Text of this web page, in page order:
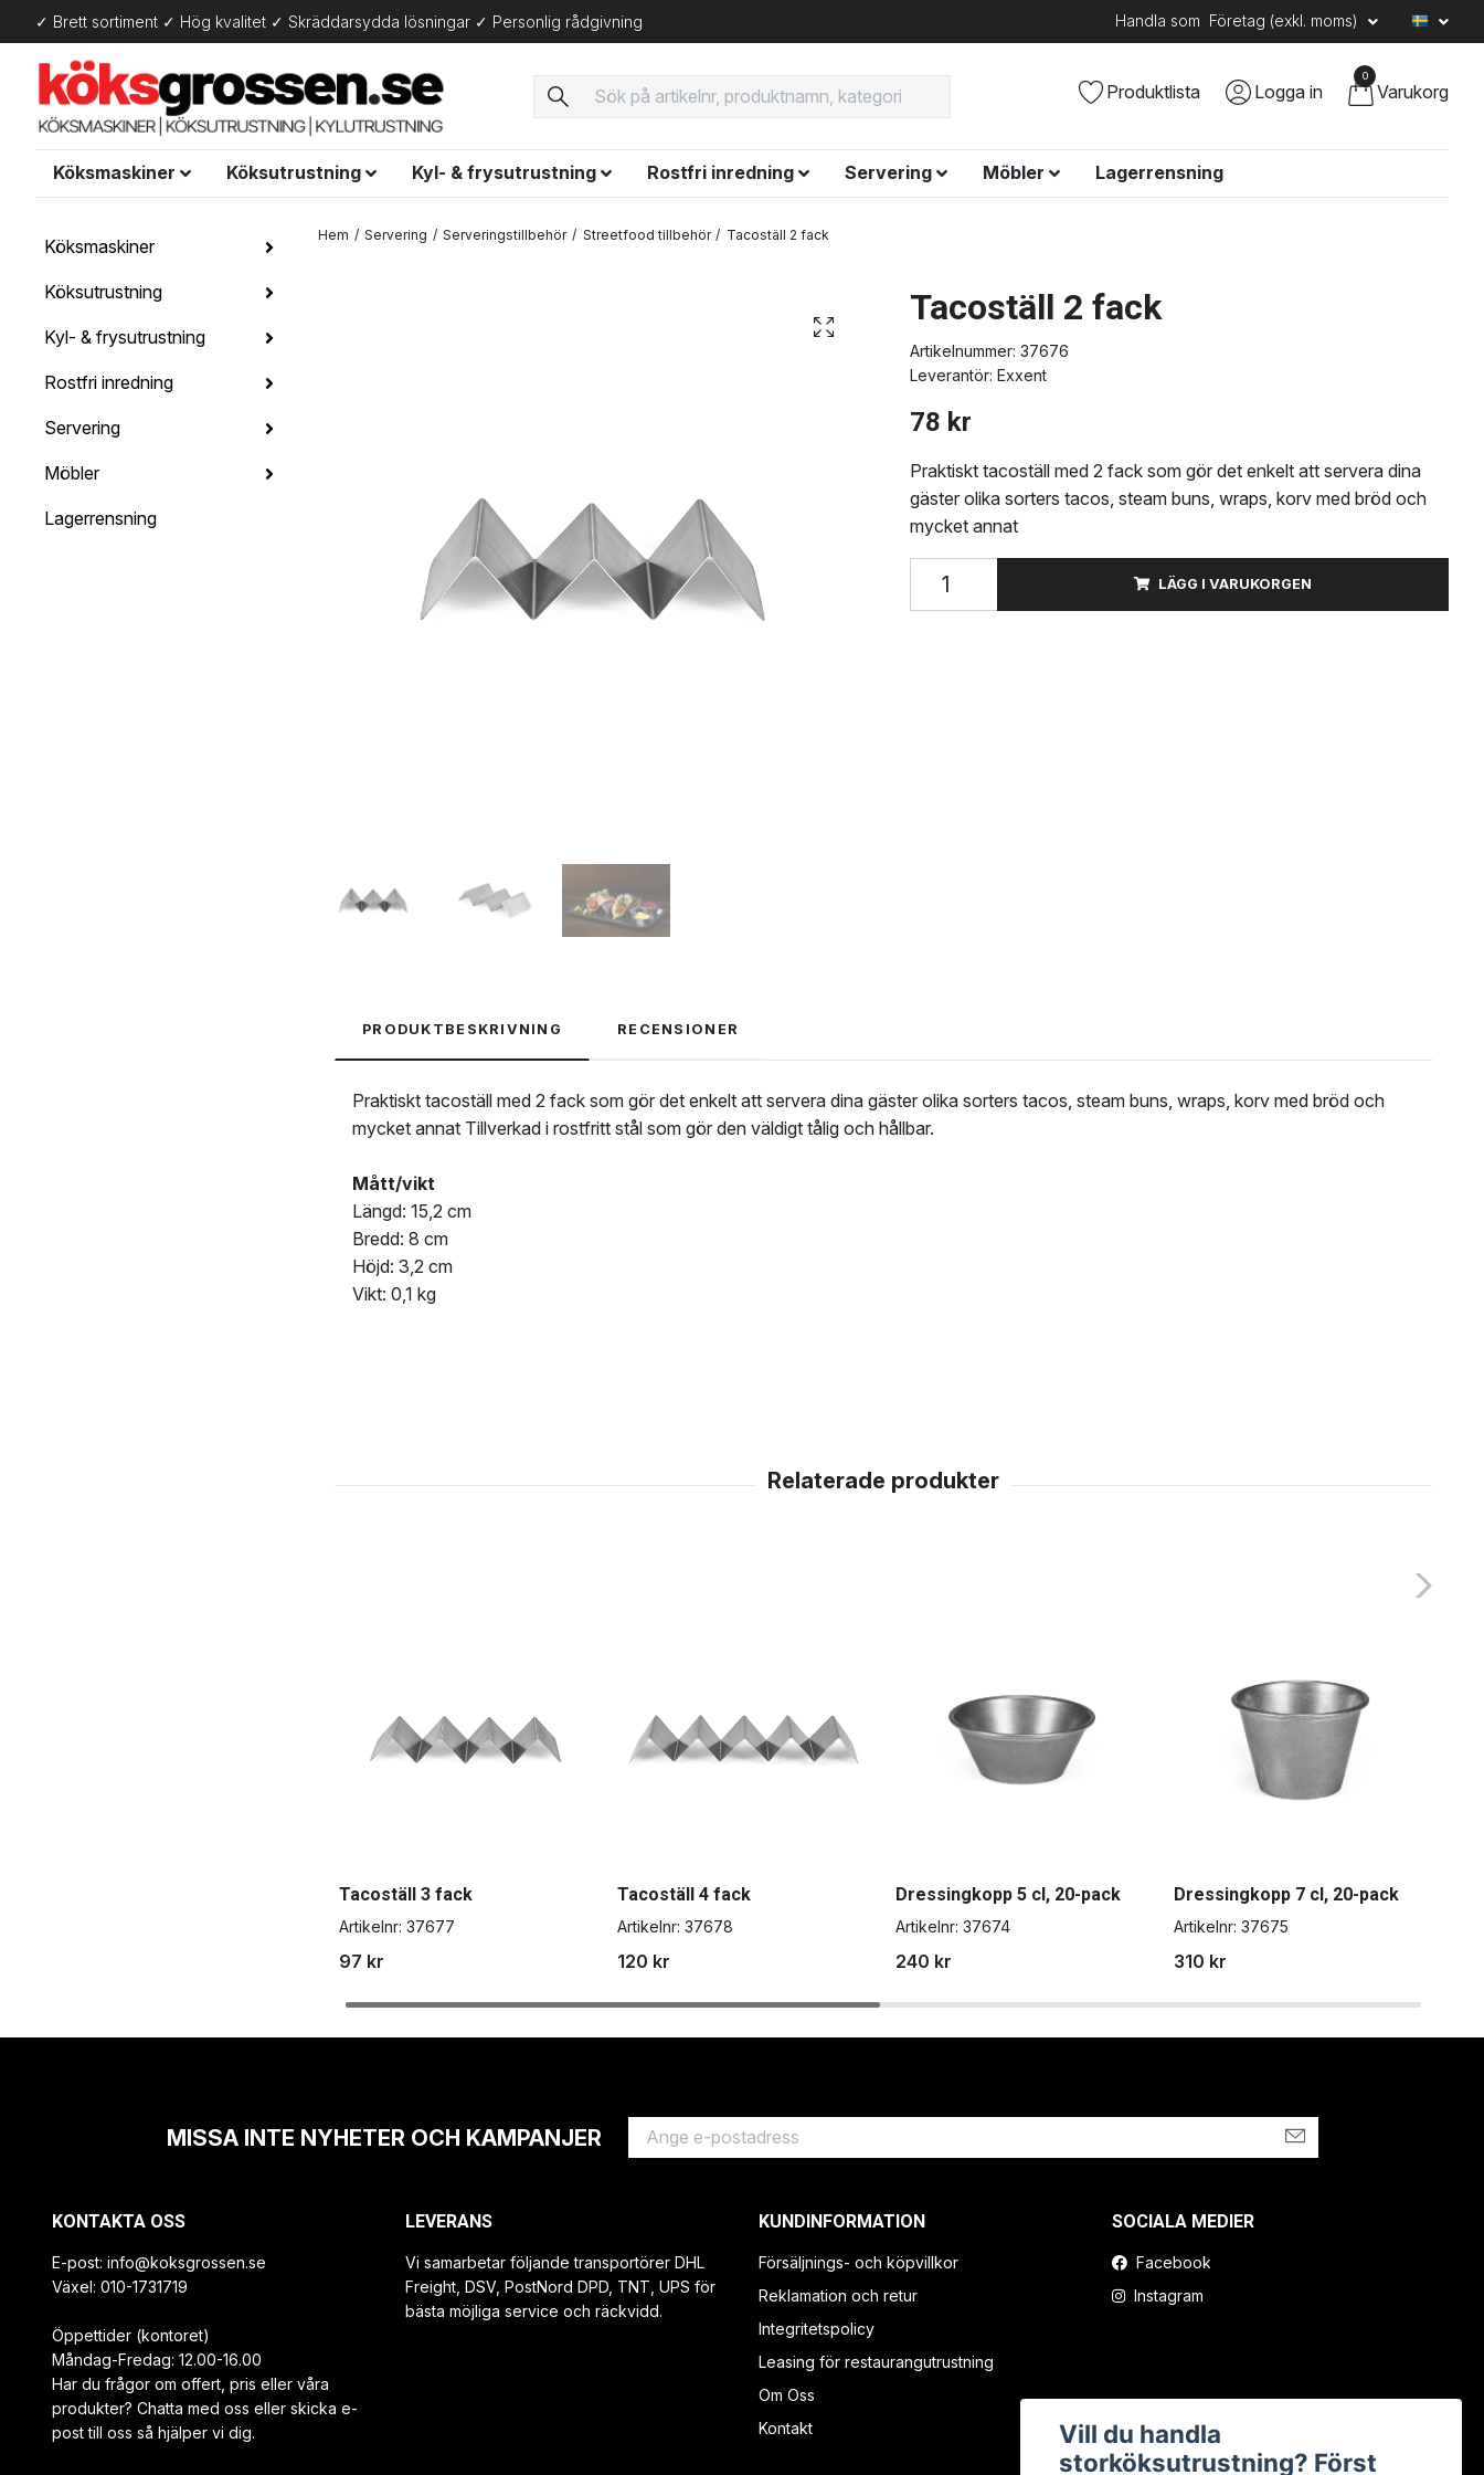
✓ Brett sortiment ✓ Hög kvalitet ✓ Skräddarsydda lösningar ✓ Personlig rådgivning Handla som Företag (exkl. moms)
Produktlista Logga in
0
Varukorg
Köksmaskiner Köksutrustning Kyl- & frysutrustning Rostfri inredning Servering Möbler Lagerrensning
Köksmaskiner
Köksutrustning
Kyl- & frysutrustning
Rostfri inredning
Servering
Möbler
Lagerrensning
Hem Servering Serveringstillbehör Streetfood tillbehör Tacoställ 2 fack
Tacoställ 2 fack
Artikelnummer: 37676
Leverantör: Exxent
78 kr
Praktiskt tacoställ med 2 fack som gör det enkelt att servera dina
gäster olika sorters tacos, steam buns, wraps, korv med bröd och
mycket annat
LÄGG I VARUKORGEN
PRODUKTBESKRIVNING RECENSIONER
Praktiskt tacoställ med 2 fack som gör det enkelt att servera dina gäster olika sorters tacos, steam buns, wraps, korv med bröd och
mycket annat Tillverkad i rostfritt stål som gör den väldigt tålig och hållbar.
Mått/vikt
Längd: 15,2 cm
Bredd: 8 cm
Höjd: 3,2 cm
Vikt: 0,1 kg
Tacoställ 3 fack
Artikelnr: 37677
97 kr
Tacoställ 4 fack
Artikelnr: 37678
120 kr
Dressingkopp 5 cl, 20-pack
Artikelnr: 37674
240 kr
Dressingkopp 7 cl, 20-pack
Artikelnr: 37675
310 kr
MISSA INTE NYHETER OCH KAMPANJER
KONTAKTA OSS
E-post: info@koksgrossen.se
Växel: 010-1731719
Öppettider (kontoret)
Måndag-Fredag: 12.00-16.00
Har du frågor om offert, pris eller våra
produkter? Chatta med oss eller skicka e-
post till oss så hjälper vi dig.
LEVERANS
Vi samarbetar följande transportörer DHL
Freight, DSV, PostNord DPD, TNT, UPS för
bästa möjliga service och räckvidd.
KUNDINFORMATION
Försäljnings- och köpvillkor
Reklamation och retur
Integritetspolicy
Leasing för restaurangutrustning
Om Oss
Kontakt
SOCIALA MEDIER
Facebook
Instagram
Vill du handla
storköksutrustning? Först